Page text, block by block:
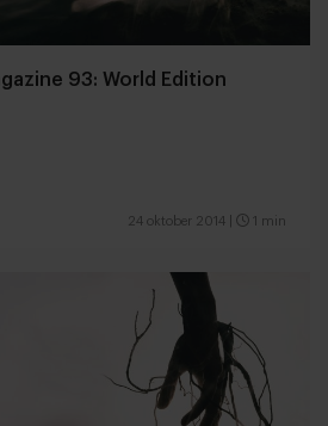
93: World Edition
24 oktober 2014 1 min